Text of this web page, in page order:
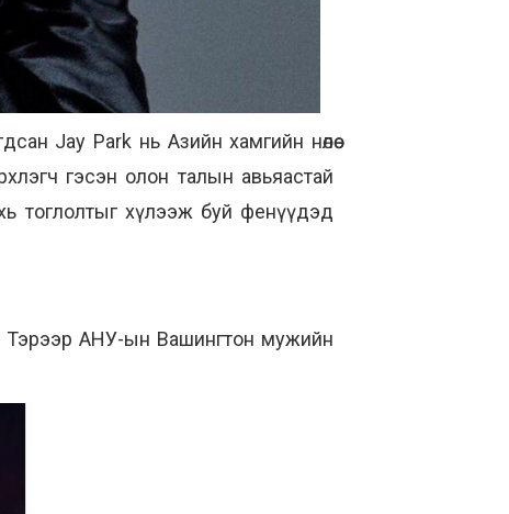
Jay Park нь Азийн хамгийн нөлөө
гэсэн олон талын авьяастай
тоглолтыг хүлээж буй фенүүдэд
Тэрээр АНУ-ын Вашингтон мужийн